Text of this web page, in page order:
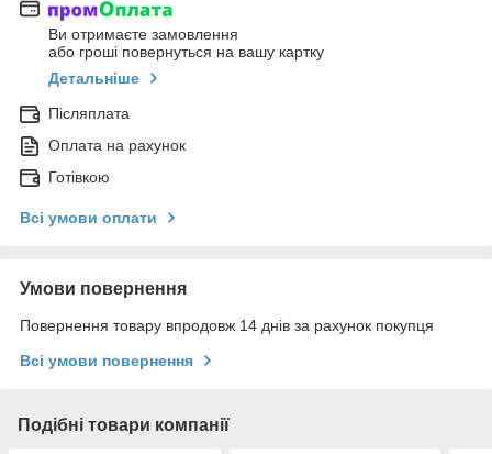
Ви отримаєте замовлення
або гроші повернуться на вашу картку
Детальніше
Післяплата
Оплата на рахунок
Готівкою
Всі умови оплати
Умови повернення
Повернення товару впродовж 14 днів за рахунок покупця
Всі умови повернення
Подібні товари компанії